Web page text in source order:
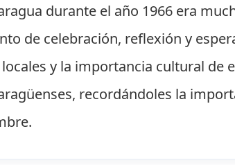
durante el año 1966 era
de celebración, reflexión y
y la importancia cultural de
recordándoles la